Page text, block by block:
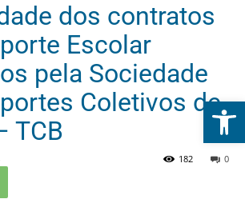
Abrir
dos contratos
Escolar
pela Sociedade
Coletivos de
TCB
0
182